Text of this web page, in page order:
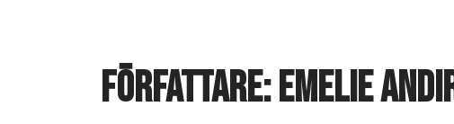
Författare:Emelie